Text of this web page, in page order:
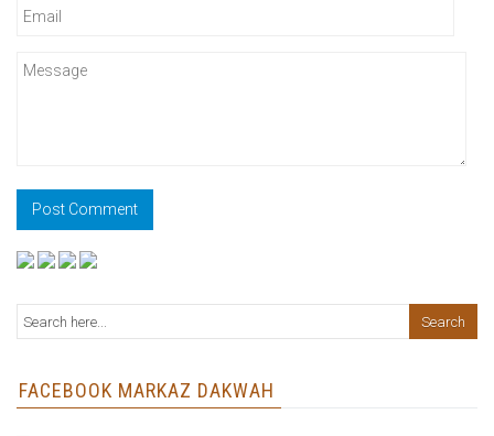
FACEBOOK MARKAZ DAKWAH